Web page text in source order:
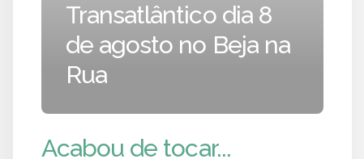
Transatlântico dia 8
de agosto no Beja na
Rua
Acabou de tocar...